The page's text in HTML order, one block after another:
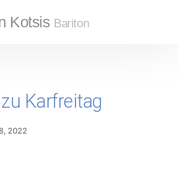
Kotsis Bariton
Karfreitag
2022